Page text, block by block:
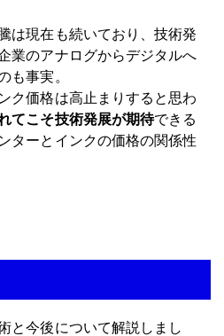
は現在も続いており、技術発
業のアナログからデジタルへ
も事実。
ク価格は高止まりすると思わ
てこそ技術発展が期待できる
ターとインクの価格の関係性
と今後について解説しまし